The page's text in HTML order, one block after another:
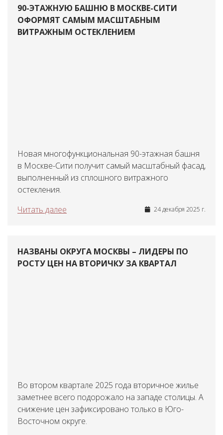
90-ЭТАЖНУЮ БАШНЮ В МОСКВЕ-СИТИ
ОФОРМЯТ САМЫМ МАСШТАБНЫМ
ВИТРАЖНЫМ ОСТЕКЛЕНИЕМ
Новая многофункциональная 90-этажная башня
в Москве-Сити получит самый масштабный фасад,
выполненный из сплошного витражного
остекления.
Читать далее
24 декабря 2025 г.
НАЗВАНЫ ОКРУГА МОСКВЫ – ЛИДЕРЫ ПО
РОСТУ ЦЕН НА ВТОРИЧКУ ЗА КВАРТАЛ
Во втором квартале 2025 года вторичное жилье
заметнее всего подорожало на западе столицы. А
снижение цен зафиксировано только в Юго-
Восточном округе.